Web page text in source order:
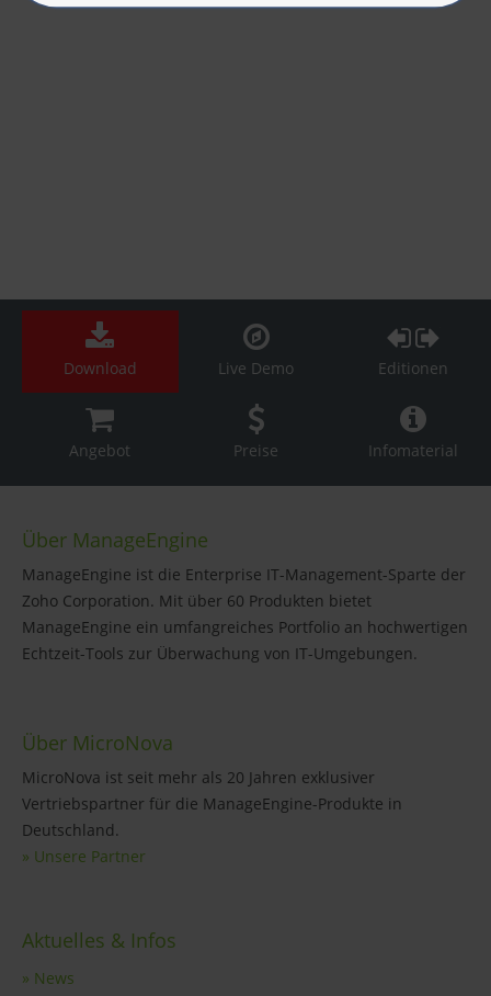
Download Live Demo Editionen
Angebot Preise Infomaterial
Über ManageEngine
ManageEngine ist die Enterprise IT-Management-Sparte der
Zoho Corporation. Mit über 60 Produkten bietet
ManageEngine ein umfangreiches Portfolio an hochwertigen
Echtzeit-Tools zur Überwachung von IT-Umgebungen.
Über MicroNova
MicroNova ist seit mehr als 20 Jahren exklusiver
Vertriebspartner für die ManageEngine-Produkte in
Deutschland.
» Unsere Partner
Aktuelles & Infos
» News